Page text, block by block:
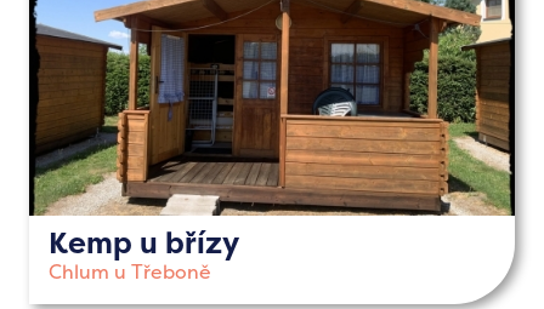
Kemp u břízy
Chlum u Třeboně